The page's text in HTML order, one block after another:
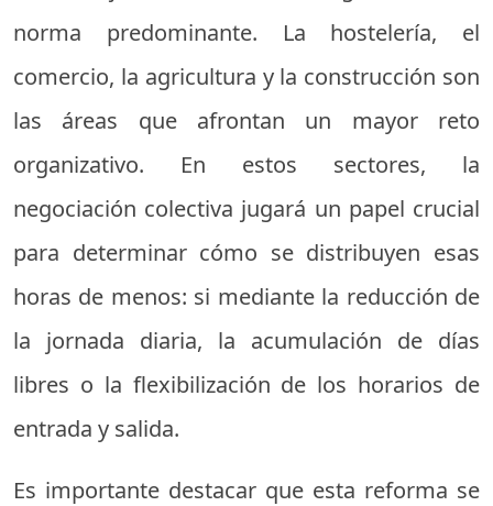
norma predominante. La hostelería, el
comercio, la agricultura y la construcción son
las áreas que afrontan un mayor reto
organizativo. En estos sectores, la
negociación colectiva jugará un papel crucial
para determinar cómo se distribuyen esas
horas de menos: si mediante la reducción de
la jornada diaria, la acumulación de días
libres o la flexibilización de los horarios de
entrada y salida.
Es importante destacar que esta reforma se